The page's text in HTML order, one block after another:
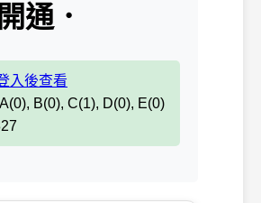
通．
入後查看
A(0), B(0), C(1), D(0), E(0)